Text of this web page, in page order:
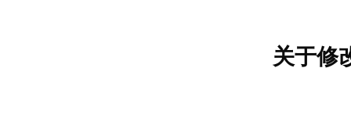
关于修